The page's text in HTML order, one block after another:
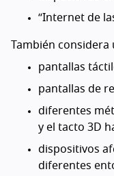
“Internet de
También
pantallas
pantallas de
diferentes
y el tacto 3D
dispositivos
diferentes